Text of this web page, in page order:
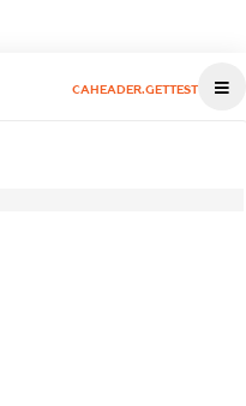
CAHEADER.GETTEST